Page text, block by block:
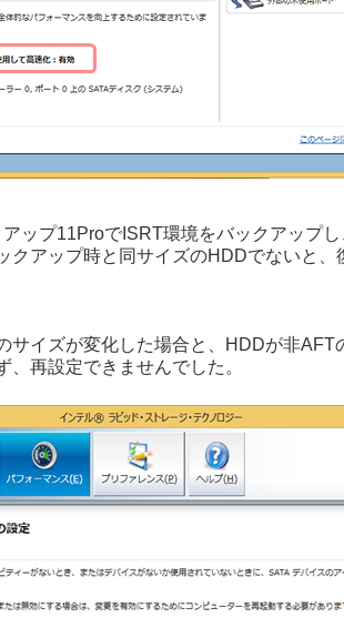
アップ11ProでISRT環境をバックアップ
クアップ時と同サイズのHDDでないと、
サイズが変化した場合と、HDDが非AFT
、再設定できませんでした。